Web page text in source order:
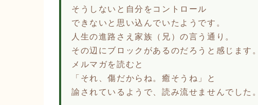
そうしないと自分をコントロール
できないと思い込んでいたようです。
人生の進路さえ家族（兄）の言う通り。
その辺にブロックがあるのだろうと感じます。
メルマガを読むと
「それ、傷だからね。癒そうね」と
諭されているようで、読み流せませんでした。